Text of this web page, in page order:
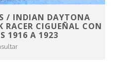
/ INDIAN DAYTONA
RACER CIGUEÑAL CON
1916 A 1923